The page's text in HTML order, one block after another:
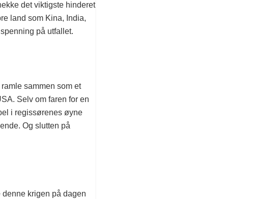
det viktigste hinderet
land som Kina, India,
på utfallet.
sammen som et
Selv om faren for en
i regissørenes øyne
Og slutten på
krigen på dagen